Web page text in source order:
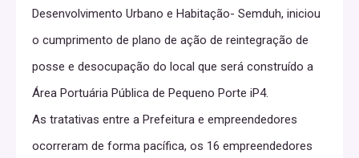
Desenvolvimento Urbano e Habitação- Semduh, iniciou
o cumprimento de plano de ação de reintegração de
posse e desocupação do local que será construído a
Área Portuária Pública de Pequeno Porte iP4.
As tratativas entre a Prefeitura e empreendedores
ocorreram de forma pacífica, os 16 empreendedores